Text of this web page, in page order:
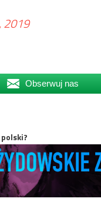
2019
Obserwuj nas